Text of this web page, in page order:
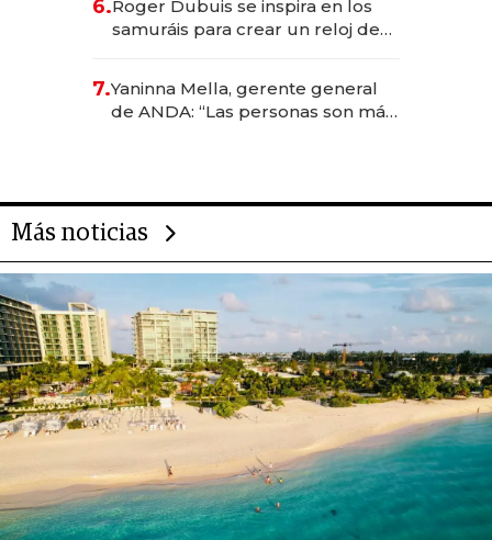
6.Roger Dubuis se inspira en los
samuráis para crear un reloj de
7.Yaninna Mella, gerente general
de ANDA: “Las personas son más
Más noticias